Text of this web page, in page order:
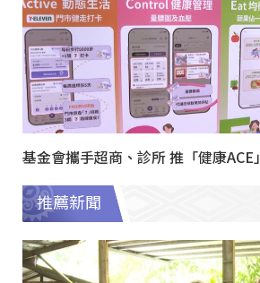
基金會攜手超商、診所 推「健康ACE
推薦新聞